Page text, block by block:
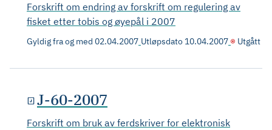
Forskrift om endring av forskrift om regulering av
fisket etter tobis og øyepål i 2007
Gyldig fra og med 02.04.2007 Utløpsdato 10.04.2007 Utgått
J-60-2007
Forskrift om bruk av ferdskriver for elektronisk